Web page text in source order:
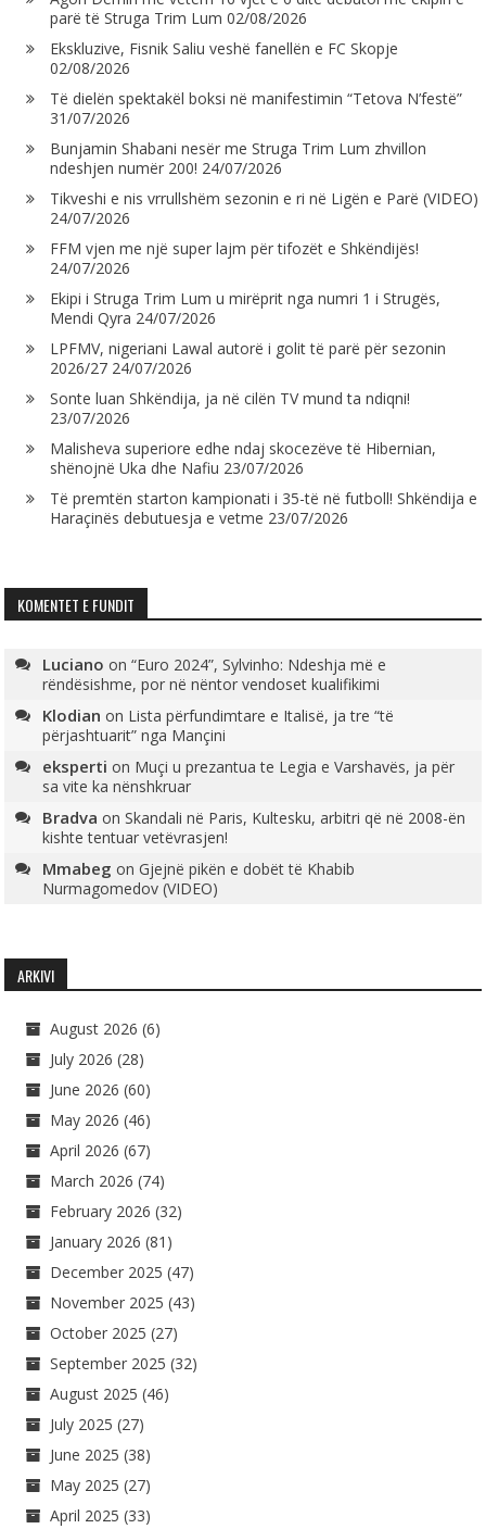
parë të Struga Trim Lum 02/08/2026
Ekskluzive, Fisnik Saliu veshë fanellën e FC Skopje
02/08/2026
Të dielën spektakël boksi në manifestimin “Tetova N’festë”
31/07/2026
Bunjamin Shabani nesër me Struga Trim Lum zhvillon
ndeshjen numër 200! 24/07/2026
Tikveshi e nis vrrullshëm sezonin e ri në Ligën e Parë (VIDEO)
24/07/2026
FFM vjen me një super lajm për tifozët e Shkëndijës!
24/07/2026
Ekipi i Struga Trim Lum u mirëprit nga numri 1 i Strugës,
Mendi Qyra 24/07/2026
LPFMV, nigeriani Lawal autorë i golit të parë për sezonin
2026/27 24/07/2026
Sonte luan Shkëndija, ja në cilën TV mund ta ndiqni!
23/07/2026
Malisheva superiore edhe ndaj skocezëve të Hibernian,
shënojnë Uka dhe Nafiu 23/07/2026
Të premtën starton kampionati i 35-të në futboll! Shkëndija e
Haraçinës debutuesja e vetme 23/07/2026
KOMENTET E FUNDIT
Luciano on“Euro 2024”, Sylvinho: Ndeshja më e
rëndësishme, por në nëntor vendoset kualifikimi
Klodian on Lista përfundimtare e Italisë, ja tre “të
përjashtuarit” nga Mançini
eksperti on Muçi u prezantua te Legia e Varshavës, ja për
sa vite ka nënshkruar
Bradva onSkandali në Paris, Kultesku, arbitri që në 2008-ën
kishte tentuar vetëvrasjen!
Mmabeg onGjejnë pikën e dobët të Khabib
Nurmagomedov (VIDEO)
ARKIVI
August 2026 (6)
July 2026 (28)
June 2026 (60)
May 2026 (46)
April 2026 (67)
March 2026 (74)
February 2026 (32)
January 2026 (81)
December 2025 (47)
November 2025 (43)
October 2025 (27)
September 2025 (32)
August 2025 (46)
July 2025 (27)
June 2025 (38)
May 2025 (27)
April 2025 (33)